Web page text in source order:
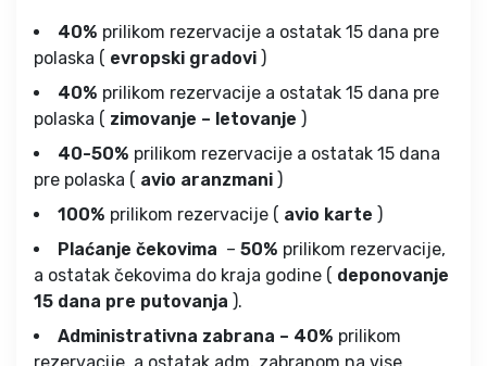
40% prilikom rezervacije a ostatak 15 dana pre
polaska ( evropski gradovi )
40% prilikom rezervacije a ostatak 15 dana pre
polaska ( zimovanje – letovanje )
40-50% prilikom rezervacije a ostatak 15 dana
pre polaska ( avio aranzmani )
100% prilikom rezervacije ( avio karte )
Plaćanje čekovima – 50% prilikom rezervacije,
a ostatak čekovima do kraja godine ( deponovanje
15 dana pre putovanja ).
Administrativna zabrana – 40% prilikom
rezervacije, a ostatak adm. zabranom na vise